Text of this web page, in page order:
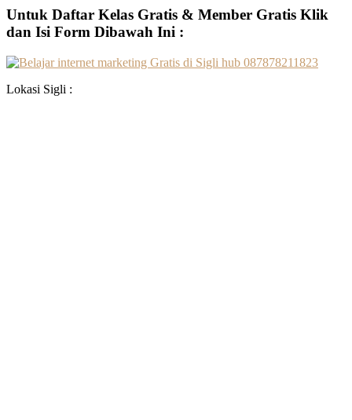
Untuk Daftar Kelas Gratis & Member Gratis Klik
dan Isi Form Dibawah Ini :
Lokasi Sigli :